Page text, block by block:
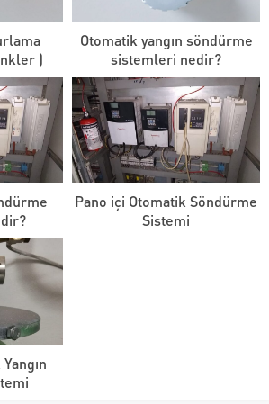
)
Otomatik yangın söndürme
sistemleri nedir?
Pano içi Otomatik Söndürme
Sistemi